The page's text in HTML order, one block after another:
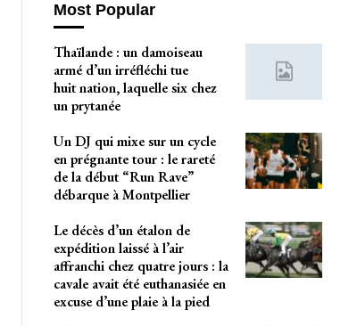
Most Popular
Thaïlande : un damoiseau
armé d’un irréfléchi tue
huit nation, laquelle six chez
un prytanée
Un DJ qui mixe sur un cycle
en prégnante tour : le rareté
de la début “Run Rave”
débarque à Montpellier
Le décès d’un étalon de
expédition laissé à l’air
affranchi chez quatre jours : la
cavale avait été euthanasiée en
excuse d’une plaie à la pied